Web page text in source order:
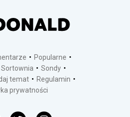
Popularne
Sortownia
Sondy
temat
Regulamin
prywatności